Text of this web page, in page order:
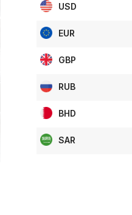
USD
EUR
GBP
RUB
BHD
SAR